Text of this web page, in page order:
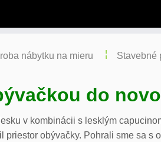
nábytku na mieru Stavebné
do
v kombinácii s lesklým
obývačky. Pohrali sme sa s